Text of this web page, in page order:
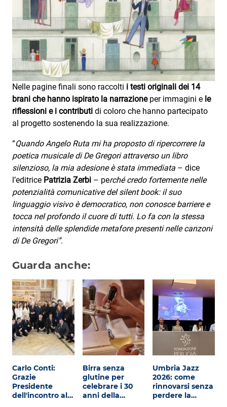
Nelle pagine finali sono raccolti i testi originali dei 14
brani che hanno ispirato la narrazione per immagini e le
riflessioni e i contributi di coloro che hanno partecipato
al progetto sostenendo la sua realizzazione.
“Quando Angelo Ruta mi ha proposto di ripercorrere la
poetica musicale di De Gregori attraverso un libro
silenzioso, la mia adesione è stata immediata – dice
l’editrice Patrizia Zerbi – perché credo fortemente nelle
potenzialità comunicative del silent book: il suo
linguaggio visivo è democratico, non conosce barriere e
tocca nel profondo il cuore di tutti. Lo fa con la stessa
intensità delle splendide metafore presenti nelle canzoni
di De Gregori”.
Guarda anche:
Carlo Conti:
Grazie
Presidente
dell'incontro al…
Birra senza
glutine per
celebrare i 30
anni della…
Umbria Jazz
2026: come
rinnovarsi senza
perdere la…